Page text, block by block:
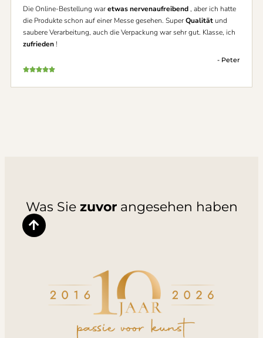
Die Online-Bestellung waretwas nervenaufreibend, aber ich hatte
die Produkte schon auf einer Messe gesehen. SuperQualität und
saubere Verarbeitung, auch die Verpackung war sehr gut. Klasse, ich
zufrieden!
- Peter
Was Sie zuvorangesehen haben